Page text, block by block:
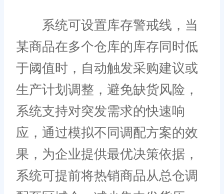
系统可设置库存警戒线，当
某商品在多个仓库的库存同时低
于阈值时，自动触发采购建议或
生产计划调整，避免缺货风险，
系统支持对突发需求的快速响
应，通过模拟不同调配方案的效
果，为企业提供最优决策依据，
系统可提前将热销商品从总仓调